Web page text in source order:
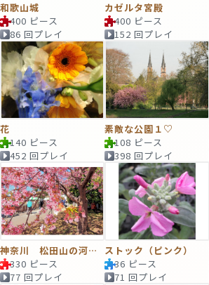
和歌山城
400 ピース
86 回プレイ
カゼルタ宮殿
400 ピース
152 回プレイ
花
140 ピース
452 回プレイ
素敵な公園１♡
108 ピース
398 回プレイ
神奈川 松田山の河津桜
330 ピース
77 回プレイ
ストック（ピンク）
36 ピース
71 回プレイ